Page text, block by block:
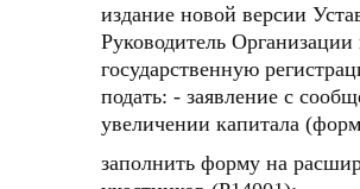
издание новой версии
Руководитель Организации
государственную
подать: - заявление с
увеличении капитала
заполнить форму на